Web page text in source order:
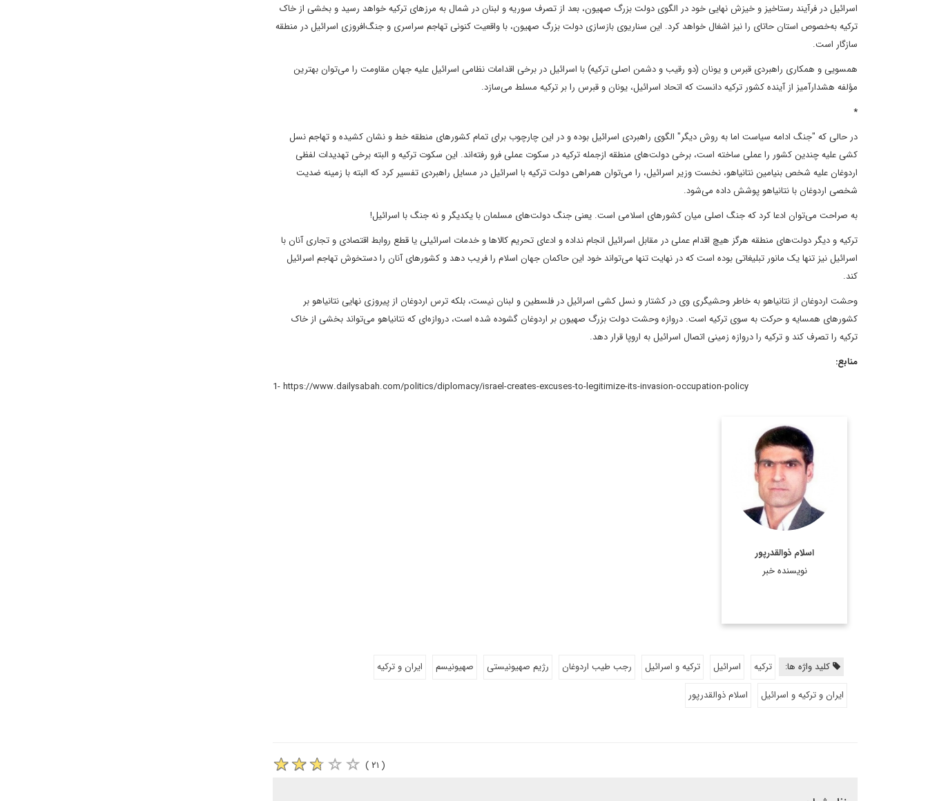
اسرائیل در فرآیند رستاخیز و خیزش نهایی خود در الگوی دولت بزرگ صهیون، بعد از تصرف سوریه و لبنان در شمال به مرزهای ترکیه خواهد رسید و بخشی از خاک
ترکیه به‌خصوص استان حاتای را نیز اشغال خواهد کرد. این سناریوی بازسازی دولت بزرگ صهیون، با واقعیت کنونی تهاجم سراسری و جنگ‌افروزی اسرائیل در منطقه
سازگار است.
همسویی و همکاری راهبردی قبرس و یونان (دو رقیب و دشمن اصلی ترکیه) با اسرائیل در برخی اقدامات نظامی اسرائیل علیه جهان مقاومت را می‌توان بهترین
مؤلفه هشدارآمیز از آینده کشور ترکیه دانست که اتحاد اسرائیل، یونان و قبرس را بر ترکیه مسلط می‌سازد.
*
در حالی که "جنگ ادامه سیاست اما به روش دیگر" الگوی راهبردی اسرائیل بوده و در این چارچوب برای تمام کشورهای منطقه خط و نشان کشیده و تهاجم نسل
کشی علیه چندین کشور را عملی ساخته است، برخی دولت‌های منطقه ازجمله ترکیه در سکوت عملی فرو رفته‌اند. این سکوت ترکیه و البته برخی تهدیدات لفظی
اردوغان علیه شخص بنیامین نتانیاهو، نخست وزیر اسرائیل، را می‌توان همراهی دولت ترکیه با اسرائیل در مسایل راهبردی تفسیر کرد که البته با زمینه ضدیت
شخصی اردوغان با نتانیاهو پوشش داده می‌شود.
به صراحت می‌توان ادعا کرد که جنگ اصلی میان کشورهای اسلامی است. یعنی جنگ دولت‌های مسلمان با یکدیگر و نه جنگ با اسرائیل!
ترکیه و دیگر دولت‌های منطقه هرگز هیچ اقدام عملی در مقابل اسرائیل انجام نداده و ادعای تحریم کالاها و خدمات اسرائیلی یا قطع روابط اقتصادی و تجاری آنان با
اسرائیل نیز تنها یک مانور تبلیغاتی بوده است که در نهایت تنها می‌تواند خود این حاکمان جهان اسلام را فریب دهد و کشورهای آنان را دستخوش تهاجم اسرائیل
کند.
وحشت اردوغان از نتانیاهو به خاطر وحشیگری وی در کشتار و نسل کشی اسرائیل در فلسطین و لبنان نیست، بلکه ترس اردوغان از پیروزی نهایی نتانیاهو بر
کشورهای همسایه و حرکت به سوی ترکیه است. دروازه وحشت دولت بزرگ صهیون بر اردوغان گشوده شده است، دروازه‌ای که نتانیاهو می‌تواند بخشی از خاک
ترکیه را تصرف کند و ترکیه را دروازه زمینی اتصال اسرائیل به اروپا قرار دهد.
منابع:
1- https://www.dailysabah.com/politics/diplomacy/israel-creates-excuses-to-legitimize-its-invasion-occupation-policy
اسلام ذوالقدرپور
نویسنده خبر
کارشناس ارشد مسائل
سیاسی و بین الملل و
دکترای سیاستگذاری
عمومی
اطلاعات بیشتر
کلید واژه ها: ترکیه اسرائیل ترکیه و اسرائیل رجب طیب اردوغان رژیم صهیونیستی صهیونیسم
ایران و ترکیه
ایران و ترکیه و اسرائیل
اسلام ذوالقدرپور
( ۲۱ )